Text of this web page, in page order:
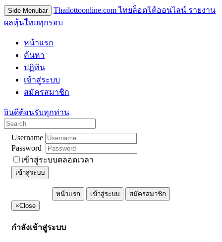
Side Menubar
Thailottoonline.com ไทยล็อตโต้ออนไลน์ รายงาน
ผลหุ้นไืทยทุกรอบ
หน้าแรก
ค้นหา
ปฏิทิน
เข้าสู่ระบบ
สมัครสมาชิก
ยินดีต้อนรับทุกท่าน
Username
Password
เข้าสู่ระบบตลอดเวลา
เข้าสู่ระบบ
หน้าแรก เข้าสู่ระบบ
สมัครสมาชิก
×Close
กำลังเข้าสู่ระบบ